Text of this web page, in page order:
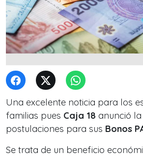
Una excelente noticia para los
familias pues Caja 18 anunció
postulaciones para sus Bonos
Se trata de un beneficio